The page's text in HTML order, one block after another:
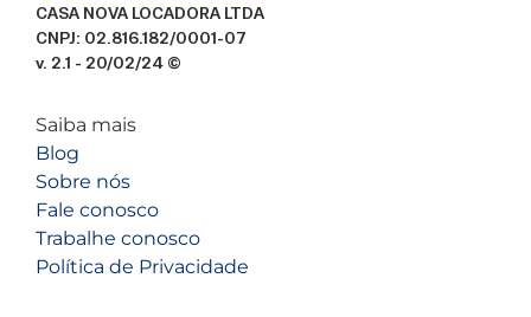
CASA NOVA LOCADORA LTDA
CNPJ: 02.816.182/0001-07
v. 2.1 - 20/02/24 ©
Saiba mais
Blog
Sobre nós
Fale conosco
Trabalhe conosco
Política de Privacidade